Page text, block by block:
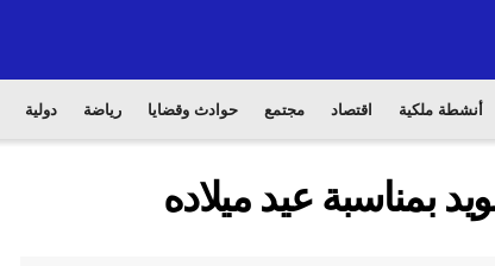
أنشطة ملكية اقتصاد مجتمع حوادث وقضايا رياضة دولية
بمناسبة عيد ميلاده